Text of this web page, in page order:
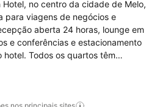
no centro da cidade de Melo,
para viagens de negócios e
e conferências e estacionamento
têm
privada com produtos de